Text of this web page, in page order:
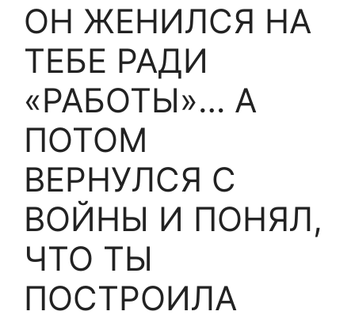
ОН ЖЕНИЛСЯ НА
ТЕБЕ РАДИ
«РАБОТЫ»… А
ПОТОМ
ВЕРНУЛСЯ С
ВОЙНЫ И ПОНЯЛ,
ЧТО ТЫ
ПОСТРОИЛА